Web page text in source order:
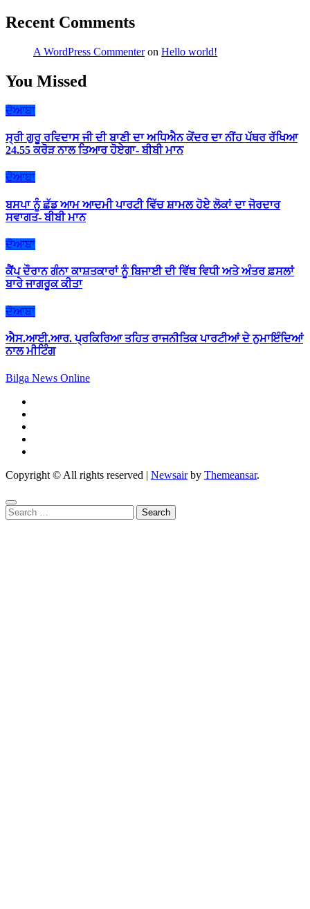
Recent Comments
A WordPress Commenteron Hello world!
You Missed
ਦੋਆਬਾ
ਸ੍ਰੀ ਗੁਰੂ ਰਵਿਦਾਸ ਜੀ ਦੀ ਬਾਣੀ ਦਾ ਅਧਿਐਨ ਕੇਂਦਰ ਦਾ ਨੀਂਹ ਪੱਥਰ ਰੱਖਿਆ
24.55 ਕਰੋੜ ਨਾਲ ਤਿਆਰ ਹੋਏਗਾ- ਬੀਬੀ ਮਾਨ
ਦੋਆਬਾ
ਬਸਪਾ ਨੂੰ ਛੱਡ ਆਮ ਆਦਮੀ ਪਾਰਟੀ ਵਿੱਚ ਸ਼ਾਮਲ ਹੋਏ ਲੋਕਾਂ ਦਾ ਜੋਰਦਾਰ
ਸਵਾਗਤ- ਬੀਬੀ ਮਾਨ
ਦੋਆਬਾ
ਕੈਂਪ ਦੌਰਾਨ ਗੰਨਾ ਕਾਸ਼ਤਕਾਰਾਂ ਨੂੰ ਬਿਜਾਈ ਦੀ ਵਿੱਥ ਵਿਧੀ ਅਤੇ ਅੰਤਰ ਫ਼ਸਲਾਂ
ਬਾਰੇ ਜਾਗਰੂਕ ਕੀਤਾ
ਦੋਆਬਾ
ਐਸ.ਆਈ.ਆਰ. ਪ੍ਰਕਿਰਿਆ ਤਹਿਤ ਰਾਜਨੀਤਿਕ ਪਾਰਟੀਆਂ ਦੇ ਨੁਮਾਇੰਦਿਆਂ
ਨਾਲ ਮੀਟਿੰਗ
Bilga News Online
Copyright © All rights reserved | Newsairby Themeansar.
Search
for: